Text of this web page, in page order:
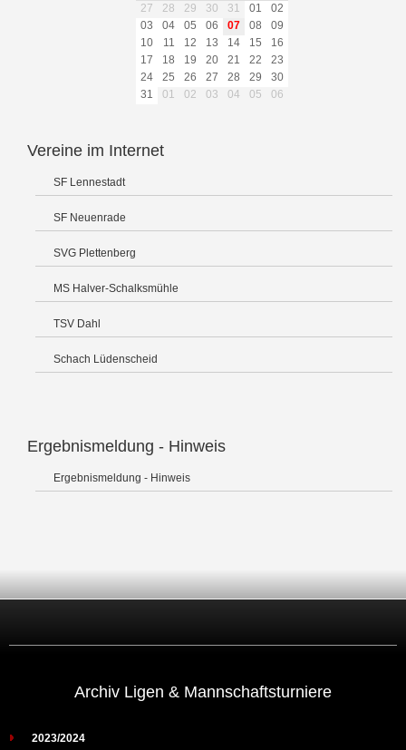
27
28 29 30 31 01
02
03
04 05 06 07 08
09
10
11 12 13 14 15
16
17
18 19 20 21 22
23
24
25 26 27 28 29
30
31
01 02 03 04 05 06
Vereine im Internet
SF Lennestadt
SF Neuenrade
SVG Plettenberg
MS Halver-Schalksmühle
TSV Dahl
Schach Lüdenscheid
Ergebnismeldung - Hinweis
Ergebnismeldung - Hinweis
Archiv Ligen & Mannschaftsturniere
2023/2024